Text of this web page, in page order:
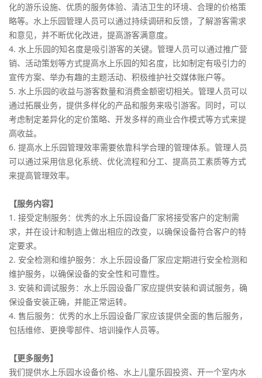
化的游乐设施、优质的服务体验、清洁卫生的环境、合理的价格策
略等。水上乐园管理人员可以通过持续调研和反馈，了解游客需求
和意见，并不断优化改进，提高游客满意度。
4. 水上乐园的知名度是吸引游客的关键。管理人员可以通过推广营
销、活动策划等方式提高水上乐园的知名度，比如制定有吸引力的
宣传方案、举办有趣的主题活动、积极维护社交媒体账户等。
5. 水上乐园的收益与游客数量和消费金额密切相关。管理人员可以
通过拓展业务，提供多样化的产品和服务来吸引游客。同时，可以
考虑制定差异化的定价策略、开发多样的商业合作模式等方式来提
高收益。
6. 提高水上乐园管理效率需要依靠科学合理的管理体系。管理人员
可以通过采用信息化系统、优化流程和分工、提高员工素质等方式
来提高管理效率。
【服务内容】
1. 接受定制服务：优秀的水上乐园设备厂家将接受客户的定制需
求，并在设计和制造上做出相应的改变，以确保设备符合客户的特
定要求。
2. 安全检测和维护服务：水上乐园设备厂家应定期进行安全检测和
维护服务，以确保设备的安全性和可靠性。
3. 安装和调试服务：水上乐园设备厂家应提供安装和调试服务，确
保设备安装正确，并能正常运转。
4. 售后服务：优秀的水上乐园设备厂家应该提供全面的售后服务，
包括维修、更换零部件、培训操作人员等。
【更多服务】
我们提供水上乐园水设备价格、水上儿童乐园投资、开一个室内水